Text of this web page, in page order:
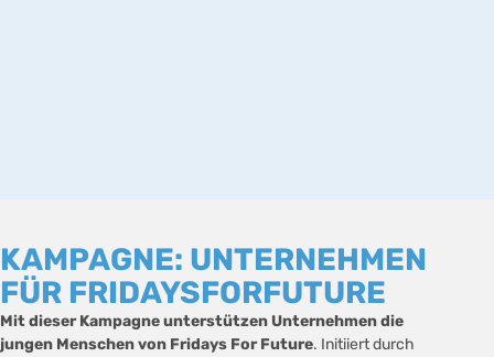
KAMPAGNE: UNTERNEHMEN
FÜR FRIDAYSFORFUTURE
Mit dieser Kampagne unterstützen Unternehmen die
jungen Menschen von Fridays For Future. Initiiert durch